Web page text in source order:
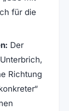
für die
Der
Richtung